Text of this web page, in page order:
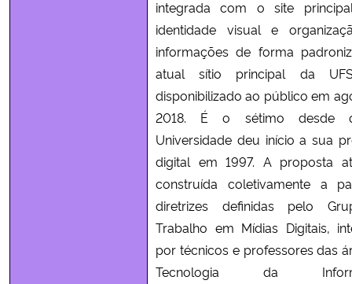
integrada com o site
identidade visual e
informações de forma
atual sítio principal da
disponibilizado ao público em
2018. É o sétimo desde
Universidade deu início a sua
digital em 1997. A proposta
construída coletivamente a
diretrizes definidas pelo
Trabalho em Mídias Digitais,
por técnicos e professores das
Tecnologia da